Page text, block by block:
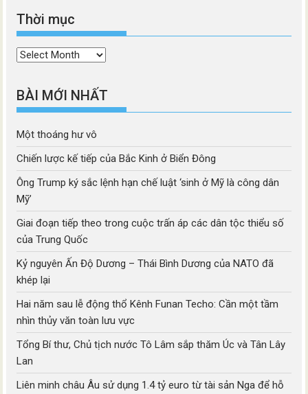
Thời mục
Thời
BÀI MỚI NHẤT
Một thoáng hư vô
Chiến lược kế tiếp của Bắc Kinh ở Biển Đông
Ông Trump ký sắc lệnh hạn chế luật ‘sinh ở Mỹ là công dân
Mỹ’
Giai đoạn tiếp theo trong cuộc trấn áp các dân tộc thiểu số
của Trung Quốc
Kỷ nguyên Ấn Độ Dương – Thái Bình Dương của NATO đã
khép lại
Hai năm sau lễ động thổ Kênh Funan Techo: Cần một tầm
nhìn thủy văn toàn lưu vực
Tổng Bí thư, Chủ tịch nước Tô Lâm sắp thăm Úc và Tân Lây
Lan
Liên minh châu Âu sử dụng 1.4 tỷ euro từ tài sản Nga để hỗ